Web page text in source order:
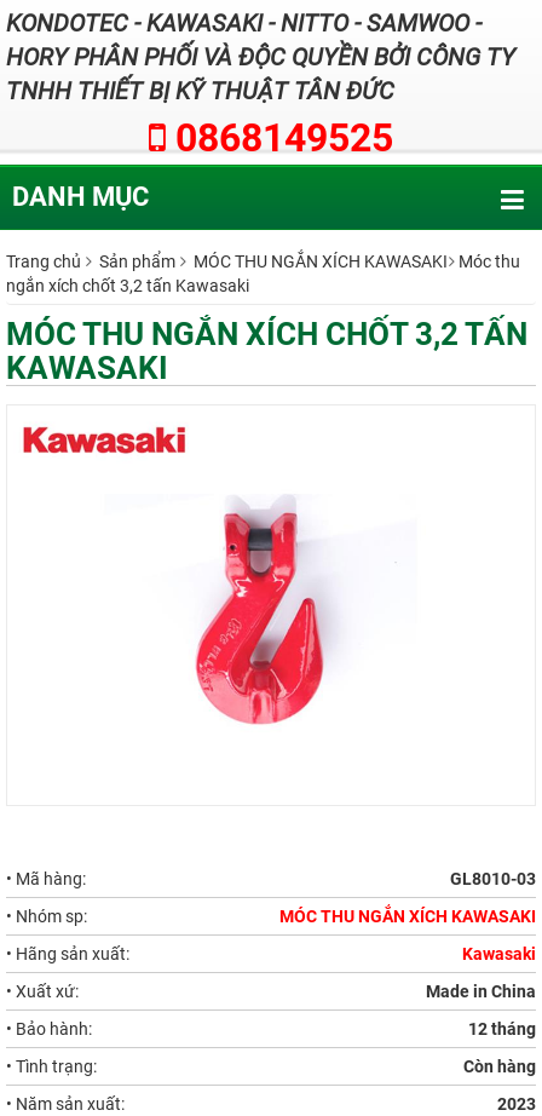
KONDOTEC - KAWASAKI - NITTO - SAMWOO -
HORY PHÂN PHỐI VÀ ĐỘC QUYỀN BỞI CÔNG TY
TNHH THIẾT BỊ KỸ THUẬT TÂN ĐỨC
0868149525
DANH MỤC
Trang chủ Sản phẩm MÓC THU NGẮN XÍCH KAWASAKI
Móc thu
ngắn xích chốt 3,2 tấn Kawasaki
MÓC THU NGẮN XÍCH CHỐT 3,2 TẤN
KAWASAKI
• Mã hàng:
GL8010-03
• Nhóm sp:
MÓC THU NGẮN XÍCH KAWASAKI
• Hãng sản xuất:
Kawasaki
• Xuất xứ:
Made in China
• Bảo hành:
12 tháng
• Tình trạng:
Còn hàng
• Năm sản xuất:
2023